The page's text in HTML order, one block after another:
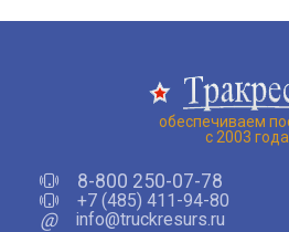
обеспечиваем
с 2003 года
8-800 250-07-78
+7 (485) 411-94-80
@
info@truckresurs.ru